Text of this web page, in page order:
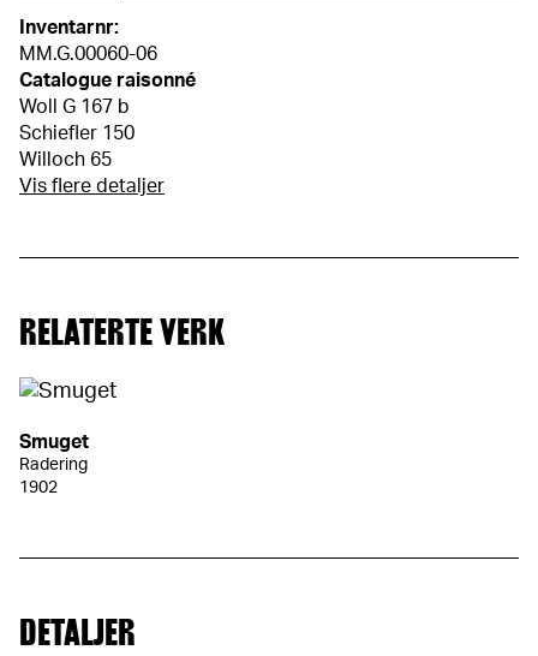
Inventarnr:
MM.G.00060-06
Catalogue raisonné
Woll G 167 b
Schiefler 150
Willoch 65
Vis flere detaljer
RELATERTE VERK
Smuget
Radering
1902
DETALJER